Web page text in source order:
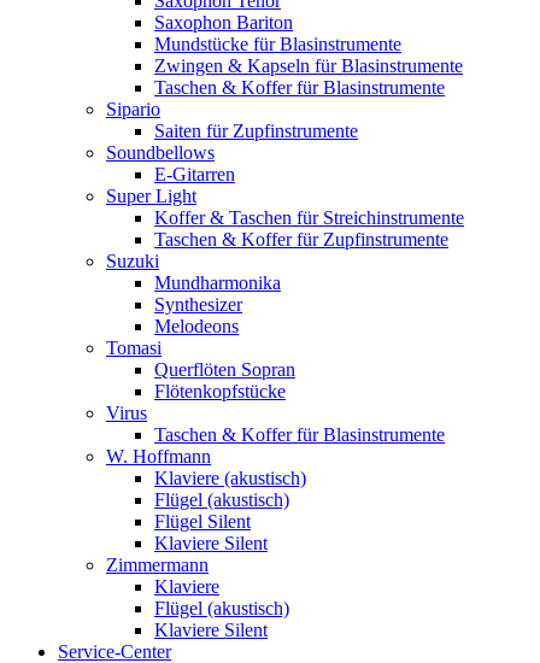
Saxophon Bariton
Mundstücke für Blasinstrumente
Zwingen & Kapseln für Blasinstrumente
Taschen & Koffer für Blasinstrumente
Sipario
Saiten für Zupfinstrumente
Soundbellows
E-Gitarren
Super Light
Koffer & Taschen für Streichinstrumente
Taschen & Koffer für Zupfinstrumente
Suzuki
Mundharmonika
Synthesizer
Melodeons
Tomasi
Querflöten Sopran
Flötenkopfstücke
Virus
Taschen & Koffer für Blasinstrumente
W. Hoffmann
Klaviere (akustisch)
Flügel (akustisch)
Flügel Silent
Klaviere Silent
Zimmermann
Klaviere
Flügel (akustisch)
Klaviere Silent
Service-Center